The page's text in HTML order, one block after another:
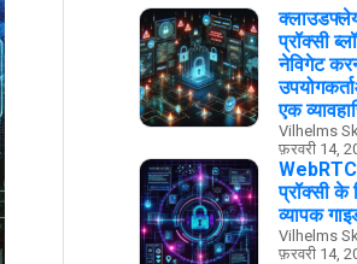
प्रॉक्सी
नेविगेट
एक
Vilhelms
फ़रवरी 14,
प्रॉक्सी के
व्यापक
Vilhelms
फ़रवरी 14,